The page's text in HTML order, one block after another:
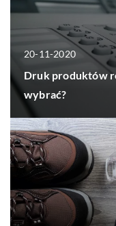
20-11-2020
Druk produktów
wybrać?